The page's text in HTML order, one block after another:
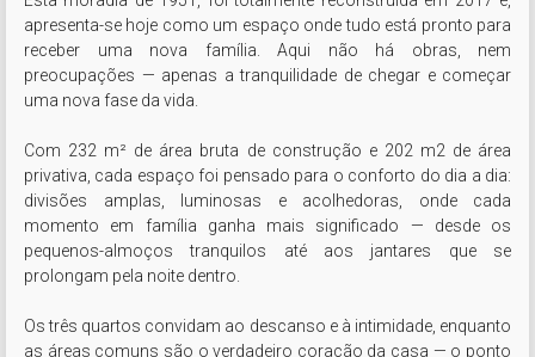
apresenta-se hoje como um espaço onde tudo está pronto para
receber uma nova família. Aqui não há obras, nem
preocupações — apenas a tranquilidade de chegar e começar
uma nova fase da vida.
Com 232 m² de área bruta de construção e 202 m2 de área
privativa, cada espaço foi pensado para o conforto do dia a dia:
divisões amplas, luminosas e acolhedoras, onde cada
momento em família ganha mais significado — desde os
pequenos-almoços tranquilos até aos jantares que se
prolongam pela noite dentro.
Os três quartos convidam ao descanso e à intimidade, enquanto
as áreas comuns são o verdadeiro coração da casa — o ponto